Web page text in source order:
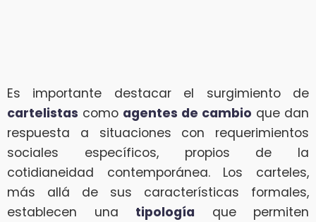
Es importante destacar el surgimiento de
cartelistas como agentes de cambio que dan
respuesta a situaciones con requerimientos
sociales específicos, propios de la
cotidianeidad contemporánea. Los carteles,
más allá de sus características formales,
establecen una tipología que permiten